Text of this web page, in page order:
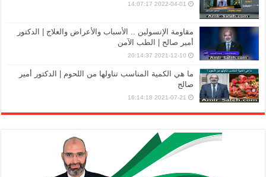
2022-04-01 14:07:17
مقاومة الإنسولين .. الأسباب والأعراض والعلاج | الدكتور
أمير صالح | الطب الآمن
2021-12-10 20:14:37
ما هي الكمية المناسب تناولها من اللحوم | الدكتور أمير
صالح
2021-07-21 16:14:18